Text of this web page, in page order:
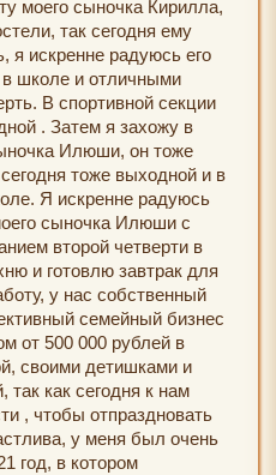
моего сыночка Кирилла,
так сегодня ему
я искренне радуюсь его
школе и отличными
В спортивной секции
. Затем я захожу в
Илюши, он тоже
тоже выходной и в
Я искренне радуюсь
сыночка Илюши с
второй четверти в
и готовлю завтрак для
у нас собственный
семейный бизнес
от 500 000 рублей в
своими детишками и
как сегодня к нам
, чтобы отпраздновать
у меня был очень
год, в котором